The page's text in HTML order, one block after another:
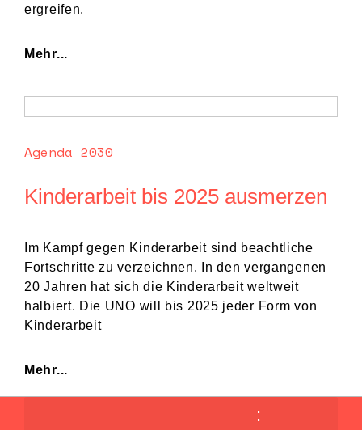
ergreifen.
Mehr...
Agenda 2030
Kinderarbeit bis 2025 ausmerzen
Im Kampf gegen Kinderarbeit sind beachtliche
Fortschritte zu verzeichnen. In den vergangenen
20 Jahren hat sich die Kinderarbeit weltweit
halbiert. Die UNO will bis 2025 jeder Form von
Kinderarbeit
Mehr...
: